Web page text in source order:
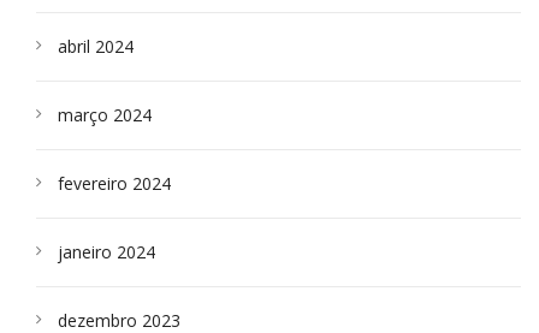
abril 2024
março 2024
fevereiro 2024
janeiro 2024
dezembro 2023